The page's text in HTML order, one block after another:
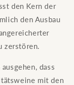
den Kern der
den Ausbau
zerstören.
dass
mit den